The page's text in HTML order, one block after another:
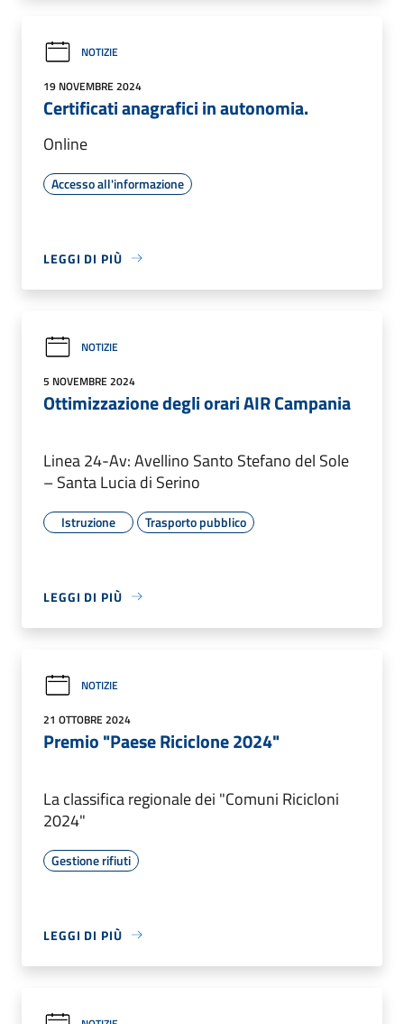
NOTIZIE
19 NOVEMBRE 2024
Certificati anagrafici in autonomia.
Online
Accesso all'informazione
LEGGI DI PIÙ
NOTIZIE
5 NOVEMBRE 2024
Ottimizzazione degli orari AIR Campania
Linea 24-Av: Avellino Santo Stefano del Sole
– Santa Lucia di Serino
Istruzione Trasporto pubblico
LEGGI DI PIÙ
NOTIZIE
21 OTTOBRE 2024
Premio "Paese Riciclone 2024"
La classifica regionale dei "Comuni Ricicloni
2024"
Gestione rifiuti
LEGGI DI PIÙ